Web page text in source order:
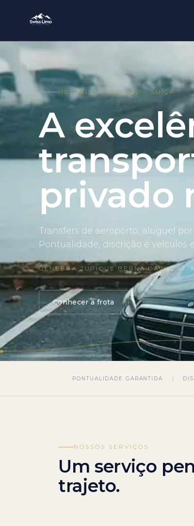
MOTORISTA PRIVADO · SUÍÇA
A
privado
Transfers de aeroporto, aluguel
Pontualidade, discrição e veículos
GENEBRA·ZURIQUE· BERNA·DAVOS·ST.
Conhecer a frota
PONTUALIDADE GARANTIDA
NOSSOS SERVIÇOS
Um serviço
trajeto.